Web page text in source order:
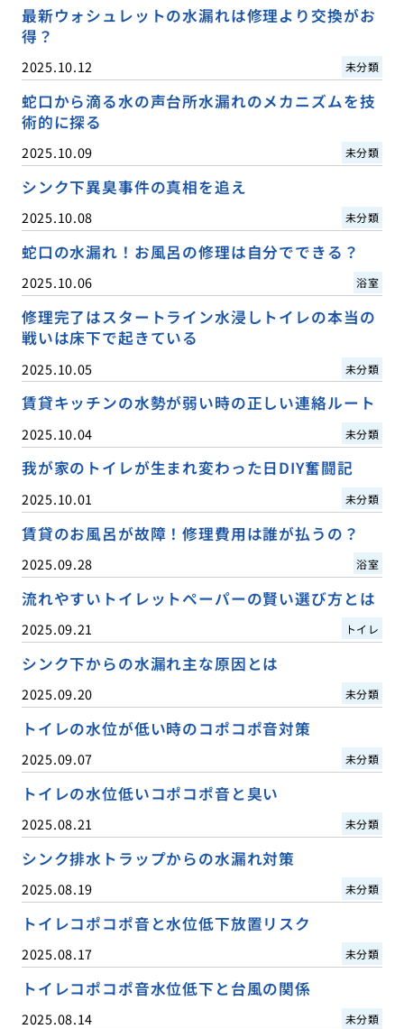
最新ウォシュレットの水漏れは修理より交換がお
得？
2025.10.12 未分類
蛇口から滴る水の声台所水漏れのメカニズムを技
術的に探る
2025.10.09 未分類
シンク下異臭事件の真相を追え
2025.10.08 未分類
蛇口の水漏れ！お風呂の修理は自分でできる？
2025.10.06 浴室
修理完了はスタートライン水浸しトイレの本当の
戦いは床下で起きている
2025.10.05 未分類
賃貸キッチンの水勢が弱い時の正しい連絡ルート
2025.10.04 未分類
我が家のトイレが生まれ変わった日DIY奮闘記
2025.10.01 未分類
賃貸のお風呂が故障！修理費用は誰が払うの？
2025.09.28 浴室
流れやすいトイレットペーパーの賢い選び方とは
2025.09.21 トイレ
シンク下からの水漏れ主な原因とは
2025.09.20 未分類
トイレの水位が低い時のコポコポ音対策
2025.09.07 未分類
トイレの水位低いコポコポ音と臭い
2025.08.21 未分類
シンク排水トラップからの水漏れ対策
2025.08.19 未分類
トイレコポコポ音と水位低下放置リスク
2025.08.17 未分類
トイレコポコポ音水位低下と台風の関係
2025.08.14 未分類